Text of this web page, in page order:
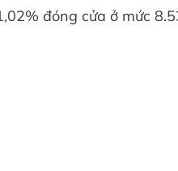
đóng cửa ở mức